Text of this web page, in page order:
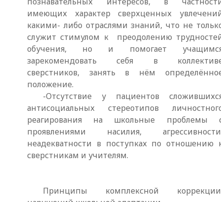
имеющих характер сверхценных
какими- либо отраслями знаний, что не
служит стимулом к преодолению
обучения, но и помогает
зарекомендовать себя в
сверстников, занять в нём
положение.
-Отсутствие у пациентов
антисоциальных стереотипов
реагирования на школьные проблемы
проявлениями насилия,
неадекватности в поступках по отношению
сверстникам и учителям.
Принципы комплексной коррекции